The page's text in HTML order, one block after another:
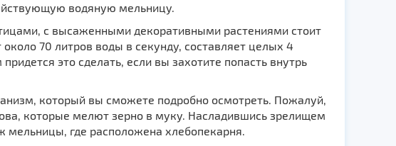
водяную мельницу.
с высаженными декоративными растениями стоит
70 литров воды в секунду, составляет целых 4
это сделать, если вы захотите попасть внутрь
который вы сможете подробно осмотреть. Пожалуй,
которые мелют зерно в муку. Насладившись зрелищем
где расположена хлебопекарня.